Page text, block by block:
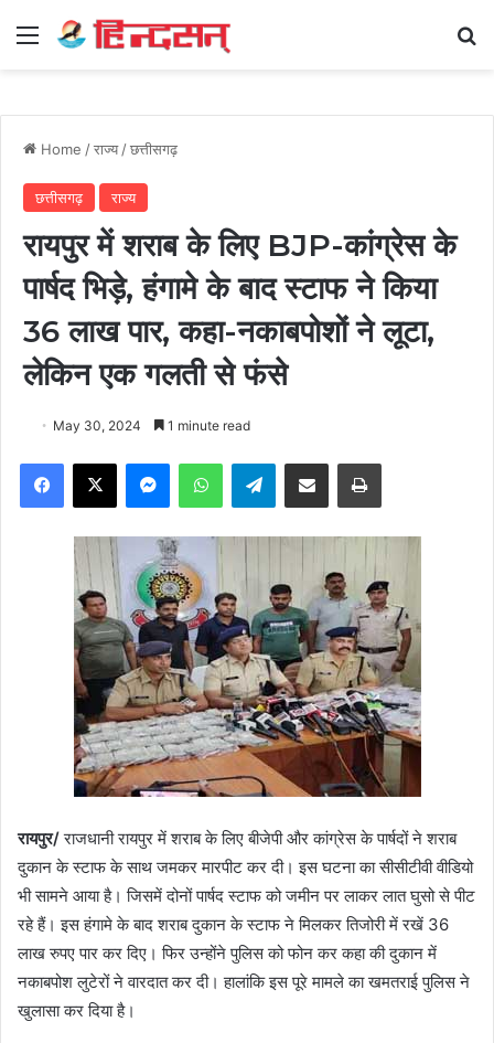
Menu
Home /राज्य /छत्तीसगढ़
छत्तीसगढ़ राज्य
रायपुर में शराब के लिए BJP-कांग्रेस के
पार्षद भिड़े, हंगामे के बाद स्टाफ ने किया
36 लाख पार, कहा-नकाबपोशों ने लूटा,
लेकिन एक गलती से फंसे
May 30, 2024 1 minute read
Facebook
X MessengerWhatsAppTelegramShare via Email Print
रायपुर/राजधानी रायपुर में शराब के लिए बीजेपी और कांग्रेस के पार्षदों ने शराब
दुकान के स्टाफ के साथ जमकर मारपीट कर दी। इस घटना का सीसीटीवी वीडियो
भी सामने आया है। जिसमें दोनों पार्षद स्टाफ को जमीन पर लाकर लात घुसो से पीट
रहे हैं। इस हंगामे के बाद शराब दुकान के स्टाफ ने मिलकर तिजोरी में रखें 36
लाख रुपए पार कर दिए। फिर उन्होंने पुलिस को फोन कर कहा की दुकान में
नकाबपोश लुटेरों ने वारदात कर दी। हालांकि इस पूरे मामले का खमतराई पुलिस ने
खुलासा कर दिया है।